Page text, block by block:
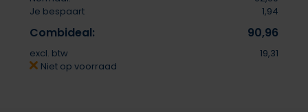
Je bespaart
1,94
Combideal: 90,96
excl. btw
19,31
Niet op voorraad